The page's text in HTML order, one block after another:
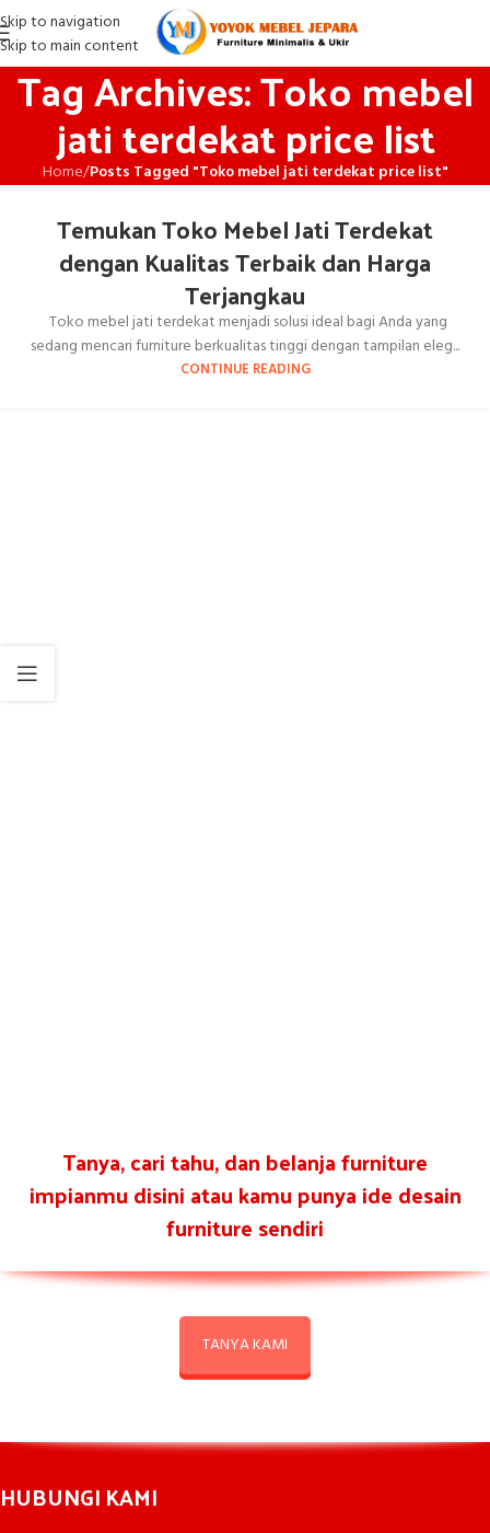
Skip to navigation
Skip to main content
Tag Archives: Toko mebel
jati terdekat price list
Home/Posts Tagged "Toko mebel jati terdekat price list"
Temukan Toko Mebel Jati Terdekat
dengan Kualitas Terbaik dan Harga
Terjangkau
Toko mebel jati terdekat menjadi solusi ideal bagi Anda yang
sedang mencari furniture berkualitas tinggi dengan tampilan eleg...
CONTINUE READING
Tanya, cari tahu, dan belanja furniture
impianmu disini atau kamu punya ide desain
furniture sendiri
TANYA KAMI
HUBUNGI KAMI